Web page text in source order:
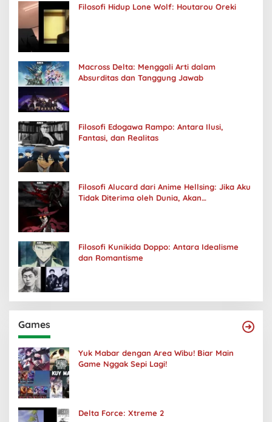
Filosofi Hidup Lone Wolf: Houtarou Oreki
Macross Delta: Menggali Arti dalam
Absurditas dan Tanggung Jawab
Filosofi Edogawa Rampo: Antara Ilusi,
Fantasi, dan Realitas
Filosofi Alucard dari Anime Hellsing: Jika Aku
Tidak Diterima oleh Dunia, Akan
Filosofi Kunikida Doppo: Antara Idealisme
dan Romantisme
Games
Yuk Mabar dengan Area Wibu! Biar Main
Game Nggak Sepi Lagi!
Delta Force: Xtreme 2